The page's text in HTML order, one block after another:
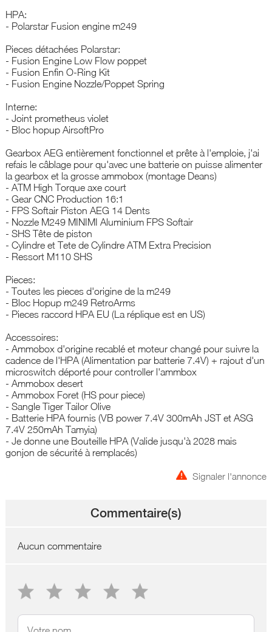
HPA:
- Polarstar Fusion engine m249
Pieces détachées Polarstar:
- Fusion Engine Low Flow poppet
- Fusion Enfin O-Ring Kit
- Fusion Engine Nozzle/Poppet Spring
Interne:
- Joint prometheus violet
- Bloc hopup AirsoftPro
Gearbox AEG entièrement fonctionnel et prête à l'emploie, j'ai
refais le câblage pour qu'avec une batterie on puisse alimenter
la gearbox et la grosse ammobox (montage Deans)
- ATM High Torque axe court
- Gear CNC Production 16:1
- FPS Softair Piston AEG 14 Dents
- Nozzle M249 MINIMI Aluminium FPS Softair
- SHS Tête de piston
- Cylindre et Tete de Cylindre ATM Extra Precision
- Ressort M110 SHS
Pieces:
- Toutes les pieces d'origine de la m249
- Bloc Hopup m249 RetroArms
- Pieces raccord HPA EU (La réplique est en US)
Accessoires:
- Ammobox d'origine recablé et moteur changé pour suivre la
cadence de l'HPA (Alimentation par batterie 7.4V) + rajout d'un
microswitch déporté pour controller l'ammbox
- Ammobox desert
- Ammobox Foret (HS pour piece)
- Sangle Tiger Tailor Olive
- Batterie HPA fournis (VB power 7.4V 300mAh JST et ASG
7.4V 250mAh Tamyia)
- Je donne une Bouteille HPA (Valide jusqu'à 2028 mais
gonjon de sécurité à remplacés)
Signaler l'annonce
Commentaire(s)
Aucun commentaire